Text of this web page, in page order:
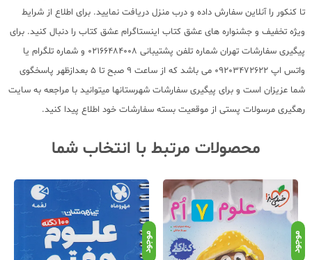
تا کنکور را آنلاین سفارش داده و درب منزل دریافت نمایید. برای اطلاع از شرایط
ویژه تخفیف و جشنواره های عشق کتاب اینستاگرام عشق کتاب را دنبال کنید. برای
پیگیری سفارشات تهران شماره تلفن پشتیبانی 02166484008 و شماره تلگرام یا
واتس اپ 09203472622 می باشد که از ساعت 9 صبح تا 5 بعدازظهر پاسخگوی
شما عزیزان است و برای پیگیری سفارشات شهرستانها میتوانید با مراجعه به سایت
رهگیری مرسولات پستی از موقعیت بسته سفارشات خود اطلاع پیدا کنید.
محصولات مرتبط با انتخاب شما
موجود موجود